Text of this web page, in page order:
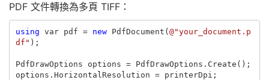
PDF 文件轉換為多頁 TIFF：
using var pdf = new PdfDocument ( @"your_document.p
df" );
PdfDrawOptions options = PdfDrawOptions . Create ();
options . HorizontalResolution = printerDpi ;